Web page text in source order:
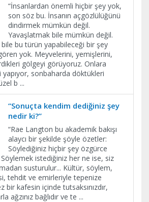
“İnsanlardan önemli hiçbir şey yok,
son söz bu. İnsanın açgözlülüğünü
dindirmek mümkün değil.
Yavaşlatmak bile mümkün değil.
bile bu türün yapabileceği bir şey
yok. Meyvelerini, yemişlerini,
gölgeyi görüyoruz. Onlara
sonbaharda döktükleri
b ...
“Sonuçta kendim dediğiniz şey
nedir ki?”
“Rae Langton bu akademik bakışı
alaycı bir şekilde şöyle özetler:
Söylediğiniz hiçbir şey özgürce
istediğiniz her ne ise, siz
susturulur... Kültür, söylem,
tehdit ve emirleriyle tepenize
bir kafesin içinde tutsaksınızdır,
ağzınız bağlıdır ve te ...